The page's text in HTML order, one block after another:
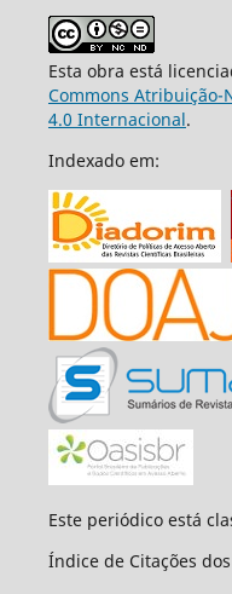
Esta obra está
Commons Atribuição-
4.0 Internacional.
Indexado em:
Este periódico está
Índice de Citações